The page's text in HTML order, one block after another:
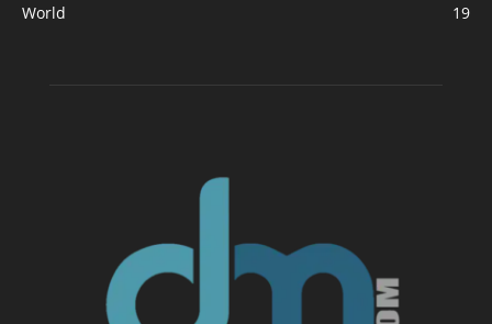
World
19